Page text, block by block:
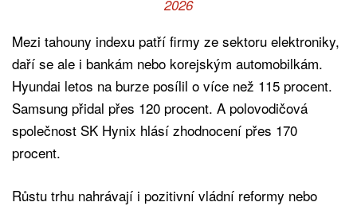
2026
Mezi tahouny indexu patří firmy ze sektoru elektroniky,
daří se ale i bankám nebo korejským automobilkám.
Hyundai letos na burze posílil o více než 115 procent.
Samsung přidal přes 120 procent. A polovodičová
společnost SK Hynix hlásí zhodnocení přes 170
procent.
Růstu trhu nahrávají i pozitivní vládní reformy nebo